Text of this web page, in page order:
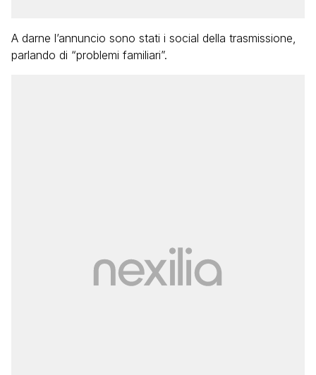
A darne l’annuncio sono stati i social della trasmissione,
parlando di “problemi familiari”.